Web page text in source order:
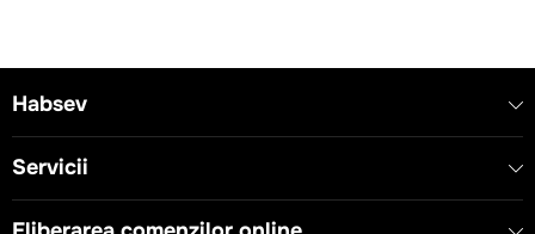
Habsev
Servicii